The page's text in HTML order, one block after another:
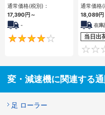
通常価格(税別)：
17,390円～
-
通常価格(
18,089円
在庫
当日出
変・減速機に関連する
足 ローラー